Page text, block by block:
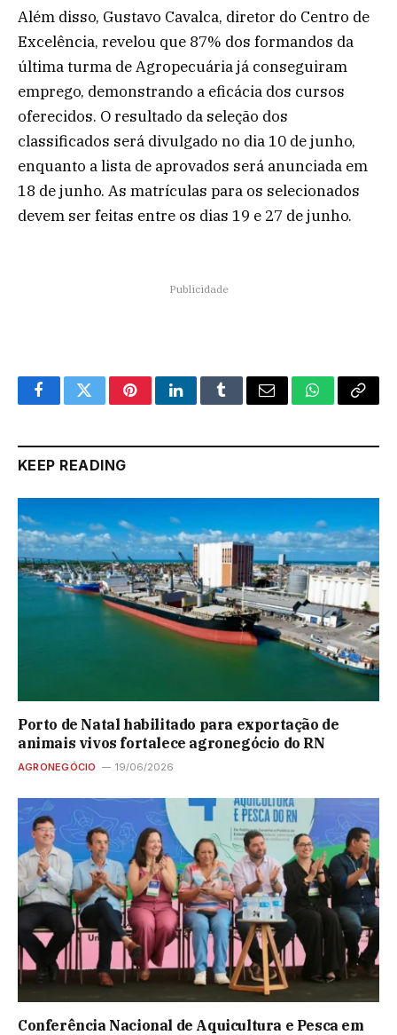
Além disso, Gustavo Cavalca, diretor do Centro de
Excelência, revelou que 87% dos formandos da
última turma de Agropecuária já conseguiram
emprego, demonstrando a eficácia dos cursos
oferecidos. O resultado da seleção dos
classificados será divulgado no dia 10 de junho,
enquanto a lista de aprovados será anunciada em
18 de junho. As matrículas para os selecionados
devem ser feitas entre os dias 19 e 27 de junho.
Publicidade
FacebookTwitterPinterestLinkedInTumblrEmail WhatsApp
Copy
KEEP READING
Porto de Natal habilitado para exportação de
animais vivos fortalece agronegócio do RN
AGRONEGÓCIO 19/06/2026
Conferência Nacional de Aquicultura e Pesca em